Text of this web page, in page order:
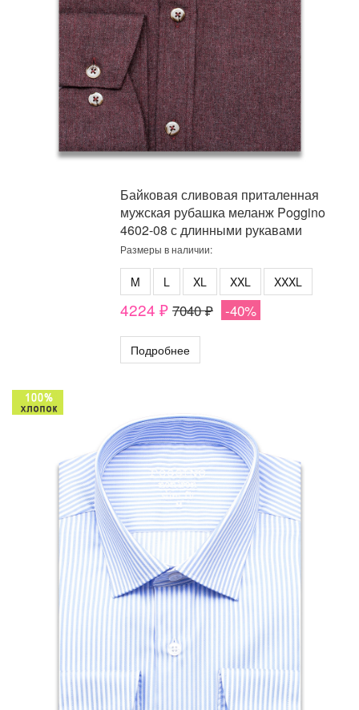
Байковая сливовая приталенная
мужская рубашка меланж Poggino
4602-08 с длинными рукавами
Размеры в наличии:
M L XL XXL XXXL
4224 ₽ 7040 ₽ -40%
Подробнее